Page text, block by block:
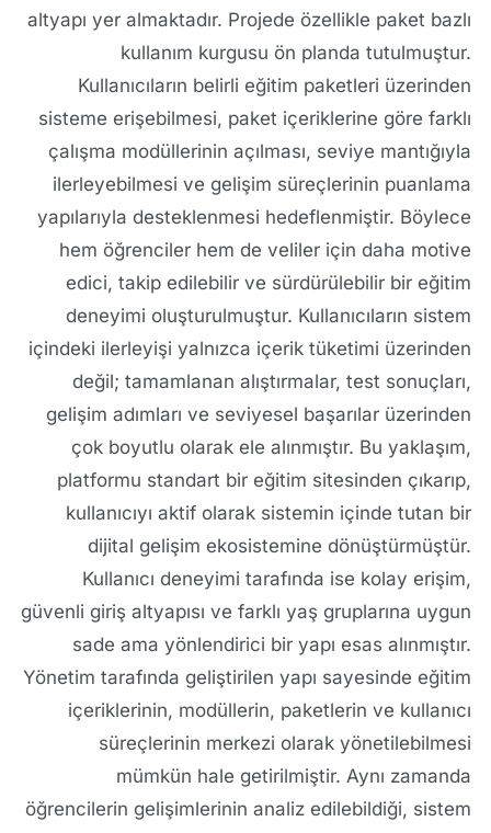
altyapı yer almaktadır. Projede özellikle paket bazlı
kullanım kurgusu ön planda tutulmuştur.
Kullanıcıların belirli eğitim paketleri üzerinden
sisteme erişebilmesi, paket içeriklerine göre farklı
çalışma modüllerinin açılması, seviye mantığıyla
ilerleyebilmesi ve gelişim süreçlerinin puanlama
yapılarıyla desteklenmesi hedeflenmiştir. Böylece
hem öğrenciler hem de veliler için daha motive
edici, takip edilebilir ve sürdürülebilir bir eğitim
deneyimi oluşturulmuştur. Kullanıcıların sistem
içindeki ilerleyişi yalnızca içerik tüketimi üzerinden
değil; tamamlanan alıştırmalar, test sonuçları,
gelişim adımları ve seviyesel başarılar üzerinden
çok boyutlu olarak ele alınmıştır. Bu yaklaşım,
platformu standart bir eğitim sitesinden çıkarıp,
kullanıcıyı aktif olarak sistemin içinde tutan bir
dijital gelişim ekosistemine dönüştürmüştür.
Kullanıcı deneyimi tarafında ise kolay erişim,
güvenli giriş altyapısı ve farklı yaş gruplarına uygun
sade ama yönlendirici bir yapı esas alınmıştır.
Yönetim tarafında geliştirilen yapı sayesinde eğitim
içeriklerinin, modüllerin, paketlerin ve kullanıcı
süreçlerinin merkezi olarak yönetilebilmesi
mümkün hale getirilmiştir. Aynı zamanda
öğrencilerin gelişimlerinin analiz edilebildiği, sistem